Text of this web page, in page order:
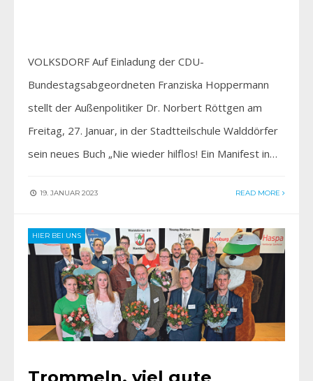
VOLKSDORF Auf Einladung der CDU-
Bundestagsabgeordneten Franziska Hoppermann
stellt der Außenpolitiker Dr. Norbert Röttgen am
Freitag, 27. Januar, in der Stadtteilschule Walddörfer
sein neues Buch „Nie wieder hilflos! Ein Manifest in…
19. JANUAR 2023 READ MORE
HIER BEI UNS
Trommeln, viel gute